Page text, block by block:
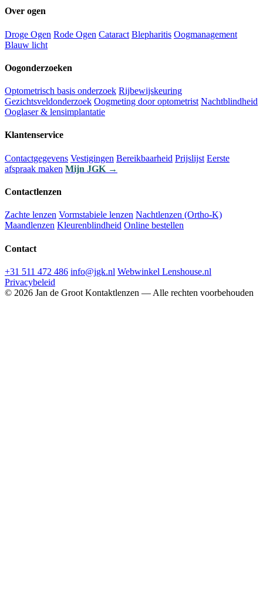
Over ogen
Droge Ogen Rode Ogen Cataract Blepharitis Oogmanagement
Blauw licht
Oogonderzoeken
Optometrisch basis onderzoek Rijbewijskeuring
Gezichtsveldonderzoek Oogmeting door optometrist Nachtblindheid
Ooglaser & lensimplantatie
Klantenservice
Contactgegevens Vestigingen Bereikbaarheid Prijslijst Eerste
afspraak maken Mijn JGK →
Contactlenzen
Zachte lenzen Vormstabiele lenzen Nachtlenzen (Ortho-K)
Maandlenzen Kleurenblindheid Online bestellen
Contact
+31 511 472 486 info@jgk.nl Webwinkel Lenshouse.nl
Privacybeleid
© 2026 Jan de Groot Kontaktlenzen — Alle rechten voorbehouden